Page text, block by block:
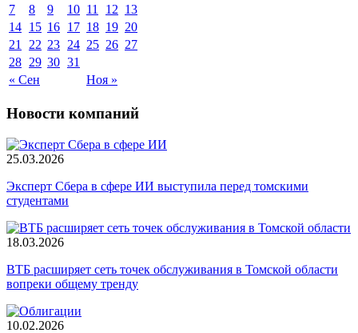
« Сен Ноя »
7
8 9 10 11 12 13
14 15 16 17 18 19 20
21 22 23 24 25 26 27
28 29 30 31
Новости компаний
25.03.2026
Эксперт Сбера в сфере ИИ выступила перед томскими
студентами
18.03.2026
ВТБ расширяет сеть точек обслуживания в Томской области
вопреки общему тренду
10.02.2026